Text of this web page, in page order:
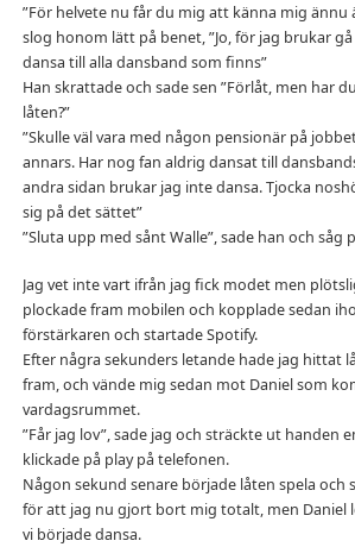
”För helvete nu får du mig att känna mig ännu
slog honom lätt på benet, ”Jo, för jag brukar
dansa till alla dansband som finns”
Han skrattade och sade sen ”Förlåt, men har
låten?”
”Skulle väl vara med någon pensionär på
annars. Har nog fan aldrig dansat till
andra sidan brukar jag inte dansa. Tjocka
sig på det sättet”
”Sluta upp med sånt Walle”, sade han och såg
Jag vet inte vart ifrån jag fick modet men
plockade fram mobilen och kopplade sedan
förstärkaren och startade Spotify.
Efter några sekunders letande hade jag hittat
fram, och vände mig sedan mot Daniel som
vardagsrummet.
”Får jag lov”, sade jag och sträckte ut handen
klickade på play på telefonen.
Någon sekund senare började låten spela och
för att jag nu gjort bort mig totalt, men Daniel
vi började dansa.